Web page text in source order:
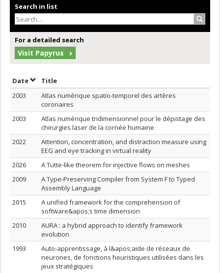
Search in list
For a detailed search
Visit Papyrus
DateSort by date in ascending order
Title
2003
Atlas numérique spatio-temporel des artères
coronaires
2003
Atlas numérique tridimensionnel pour le dépistage des
chirurgies laser de la cornée humaine
2022
Attention, concentration, and distraction measure using
EEG and eye tracking in virtual reality
2026
A Tutte-like theorem for injective flows on meshes
2009
A Type-Preserving Compiler from System F to Typed
Assembly Language
2015
A unified framework for the comprehension of
software&apos;s time dimension
2010
AURA : a hybrid approach to identify framework
evolution
1993
Auto-apprentissage, à l&apos;aide de réseaux de
neurones, de fonctions heuristiques utilisées dans les
jeux stratégiques